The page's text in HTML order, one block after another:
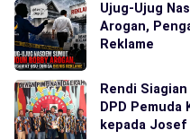
Ujug-Ujug
Arogan,
Reklame
Rendi
DPD Pemuda
kepada